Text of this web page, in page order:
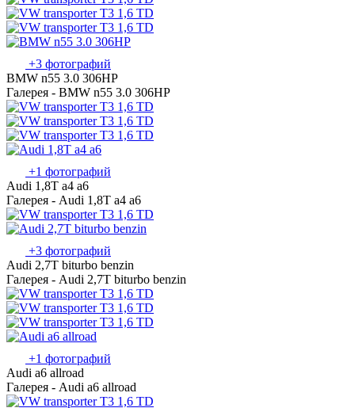
+3 фотографий
BMW n55 3.0 306HP
Галерея - BMW n55 3.0 306HP
+1 фотографий
Audi 1,8T a4 a6
Галерея - Audi 1,8T a4 a6
+3 фотографий
Audi 2,7T biturbo benzin
Галерея - Audi 2,7T biturbo benzin
+1 фотографий
Audi a6 allroad
Галерея - Audi a6 allroad